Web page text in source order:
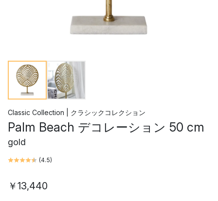
Classic Collection | クラシックコレクション
Palm Beach デコレーション 50 cm
gold
(4.5)
￥13,440